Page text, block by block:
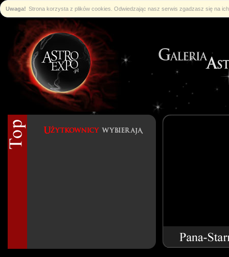
Uwaga! Strona korzysta z plików cookies. Odwiedzając nasz serwis zgadzasz się na